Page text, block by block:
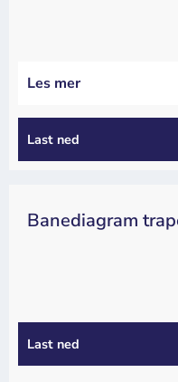
Les mer
Last ned
Banediagram
Last ned